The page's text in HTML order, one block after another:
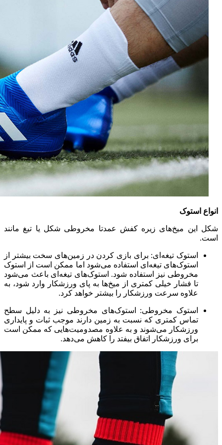
انواع استوک
شکل این میخ‌های زیره کفش عمدتا مخروطی شکل یا تیغ مانند
است.
استوک تیغه‌ای: برای بازی کردن در زمین‌های سخت بیشتر از
استوک‌های تیغه‌ای استفاده می‌شود اما ممکن است از استوک
مخروطی نیز استفاده شود. استوک‌های تیغه‌ای باعث می‌شود
تا فشار خیلی کمتری از میخ‌ها به پای ورزشکار وارد شود، به
علاوه سرعت ورزشکار را بیشتر خواهد کرد.
استوک مخروطی: استوک‌های مخروطی نیز به دلیل سطح
تماس کمتری که نسبت به زمین دارند موجب ثبات و پایداری
ورزشکار می‌شوند و به علاوه مصدومیت‌هایی که ممکن است
برای ورزشکار اتفاق بیفتد را کاهش می‌دهد.